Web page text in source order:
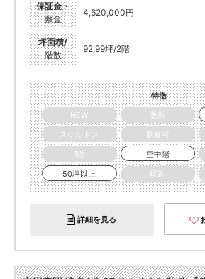
保証金・
敷金
4,620,000円
坪面積/
階数
92.99坪/2階
特徴
NEW
更新
スケルトン
飲食可
1階
空中階
50坪以上
駅近
詳細を見る